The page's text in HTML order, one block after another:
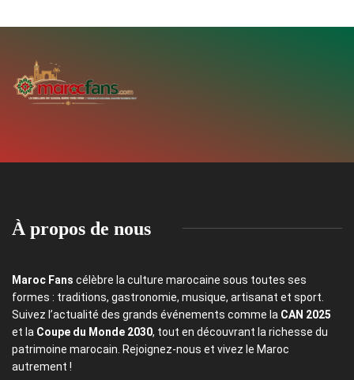
À propos de nous
Maroc Fans célèbre la culture marocaine sous toutes ses
formes : traditions, gastronomie, musique, artisanat et sport.
Suivez l’actualité des grands événements comme la CAN 2025
et la Coupe du Monde 2030, tout en découvrant la richesse du
patrimoine marocain. Rejoignez-nous et vivez le Maroc
autrement !